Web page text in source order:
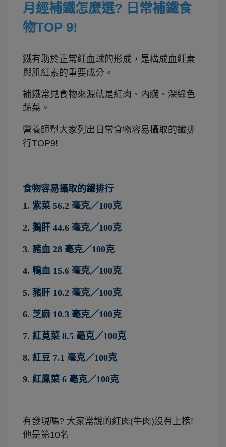
月經補鐵怎麼選? 日常補鐵食
物TOP 9!
鐵有助於正常紅血球的形成，是構成血紅素
與肌紅素的重要成分。
補鐵常見食物來源就是紅肉、內臟、深綠色
蔬菜。
營養師幫大家列出日常食物容易攝取的鐵排
行TOP9!
食物容易攝取的鐵排行
1. 紫菜 56.2 毫克／100克
2. 鵝肝 44.6 毫克／100克
3. 豬血 28 毫克／100克
4. 鴨血 15.6 毫克／100克
5. 豬肝 10.2 毫克／100克
6. 芝麻 10.3 毫克／100克
7. 紅莧菜 8.5 毫克／100克
8. 紅豆 7.1 毫克／100克
9. 紅鳳菜 6 毫克／100克
有發現嗎? 大家常說的紅肉(牛肉)沒有上榜!
他是第10名